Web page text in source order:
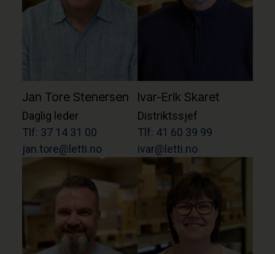
Jan Tore Stenersen
Daglig leder
Tlf: 37 14 31 00
jan.tore@letti.no
Ivar-Erik Skaret
Distriktssjef
Tlf: 41 60 39 99
ivar@letti.no